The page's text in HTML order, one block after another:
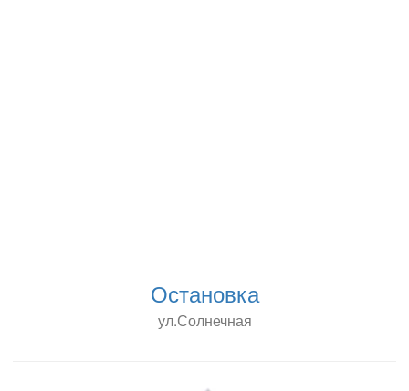
Остановка
ул.Солнечная